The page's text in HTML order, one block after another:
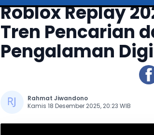
Roblox Replay
Tren Pencarian
Pengalaman
Rahmat Jiwandono
Kamis 18 Desember 2025, 20:23 WIB